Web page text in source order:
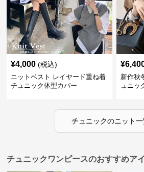
¥4,000 (税込)
ニットベスト レイヤード重ね着
チュニック体型カバー
¥
新作秋
ュニッ
チュニックのニット
チュニックワンピースのおすすめア